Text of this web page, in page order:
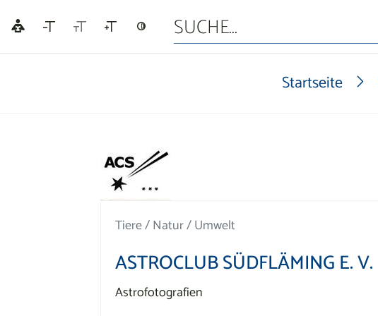
Startseite
Tiere / Natur / Umwelt
ASTROCLUB SÜDFLÄMING E. V.
Astrofotografien